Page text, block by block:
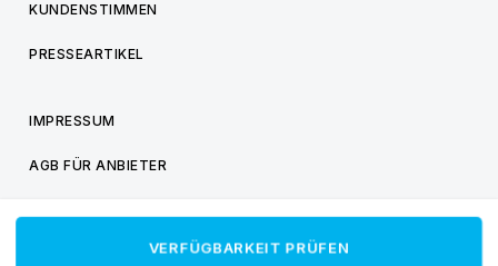
VERFÜGBARKEIT PRÜFEN
KUNDENSTIMMEN
PRESSEARTIKEL
IMPRESSUM
AGB FÜR ANBIETER